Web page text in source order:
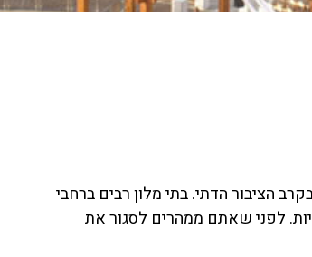
הציבור הדתי. בתי מלון רבים ברחבי
לפני שאתם ממהרים לסגור את